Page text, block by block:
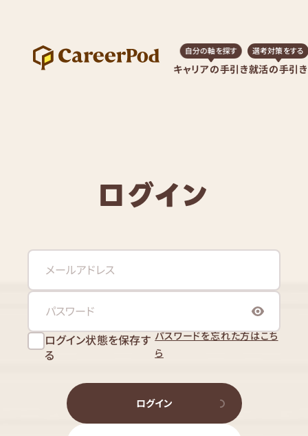
キャリアの手引き
自分の軸を探す
就活の手引き
選考対策をする
ログイン
ログイン状態を保存す
る
パスワードを忘れた方はこち
ら
ログイン